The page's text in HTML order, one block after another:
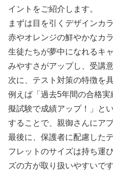
イントをご紹介します。
まずは目を引くデザインカ
赤やオレンジの鮮やかなカ
生徒たちが夢中になれるキ
みやすさがアップし、受講
次に、テスト対策の特徴を
例えば「過去5年間の合格
擬試験で成績アップ！」と
することで、親御さんにア
最後に、保護者に配慮した
フレットのサイズは持ち運
ズの方が取り扱いやすいで